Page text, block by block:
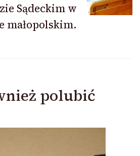
Sądeckim w
małopolskim.
polubić